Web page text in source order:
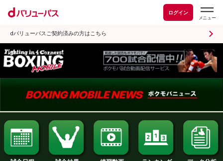
ログイン
dバリューパスご契約済みの方はこちら